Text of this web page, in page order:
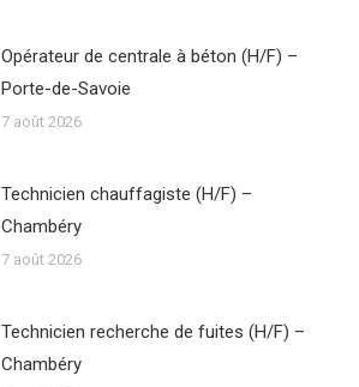
Opérateur de centrale à béton (H/F) –
Porte-de-Savoie
7 août 2026
Technicien chauffagiste (H/F) –
Chambéry
7 août 2026
Technicien recherche de fuites (H/F) –
Chambéry